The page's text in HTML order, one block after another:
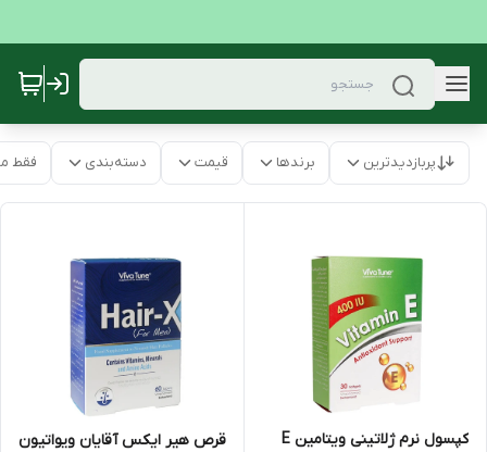
پربازدیدترین برندها قیمت دسته‌بندی فقط
کپسول نرم ژلاتینی ویتامین E
قرص هیر ایکس آقایان ویواتیون